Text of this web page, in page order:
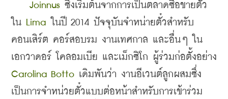
Joinnus ซึ่งเริ่มต้นจากการเป็นตลาดซื้อขายตั๋ว
ใน Lima ในปี 2014 ปัจจุบันจำหน่ายตั๋วสำหรับ
คอนเสิร์ต คอร์สอบรม งานเทศกาล และอื่นๆ ใน
Carolina Botto เดิมพันว่า งานอีเวนต์ลูกผสมซึ่ง
เป็นการจำหน่วยตั๋วแบบต่อหน้าสำหรับการเข้าร่วม